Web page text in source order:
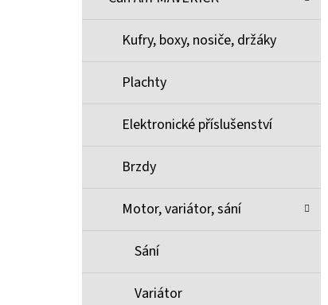
Kufry, boxy, nosiče, držáky
Plachty
Elektronické příslušenství
Brzdy
Motor, variátor, sání
Sání
Variátor